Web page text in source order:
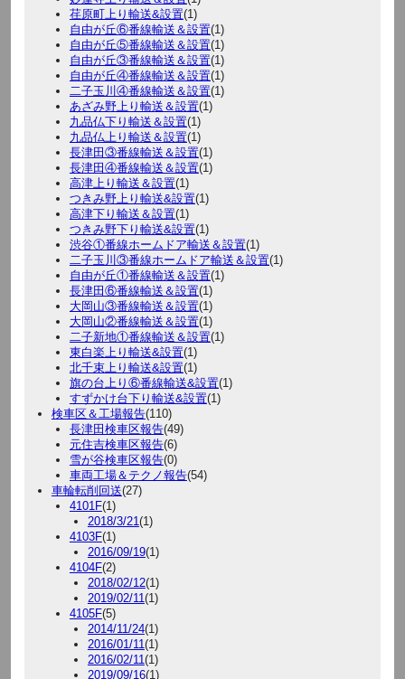
荏原町上り輸送&設置(1)
自由が丘⑥番線輸送＆設置(1)
自由が丘⑤番線輸送＆設置(1)
自由が丘③番線輸送＆設置(1)
自由が丘④番線輸送＆設置(1)
二子玉川④番線輸送＆設置(1)
あざみ野上り輸送＆設置(1)
九品仏下り輸送＆設置(1)
九品仏上り輸送＆設置(1)
長津田③番線輸送＆設置(1)
長津田④番線輸送＆設置(1)
高津上り輸送＆設置(1)
つきみ野上り輸送&設置(1)
高津下り輸送＆設置(1)
つきみ野下り輸送&設置(1)
渋谷①番線ホームドア輸送＆設置(1)
二子玉川③番線ホームドア輸送＆設置(1)
自由が丘①番線輸送＆設置(1)
長津田⑥番線輸送＆設置(1)
大岡山③番線輸送＆設置(1)
大岡山②番線輸送＆設置(1)
二子新地①番線輸送＆設置(1)
東白楽上り輸送&設置(1)
北千束上り輸送&設置(1)
旗の台上り⑥番線輸送&設置(1)
すずかけ台下り輸送&設置(1)
検車区＆工場報告(110)
長津田検車区報告(49)
元住吉検車区報告(6)
雪が谷検車区報告(0)
車両工場＆テクノ報告(54)
車輪転削回送(27)
4101F(1)
2018/3/21(1)
4103F(1)
2016/09/19(1)
4104F(2)
2018/02/12(1)
2019/02/11(1)
4105F(5)
2014/11/24(1)
2016/01/11(1)
2016/02/11(1)
2019/09/16(1)